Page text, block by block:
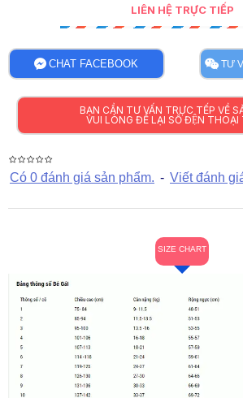
Có 0 đánh giá sản phẩm. - Viết đánh
LIÊN HỆ TRỰC TIẾP
CHAT FACEBOOK TƯ
BẠN CẦN TƯ VẤN TRỰC TẾP VỀ
VUI LÒNG ĐỂ LẠI SỐ ĐỆN THOẠI
SIZE CHART